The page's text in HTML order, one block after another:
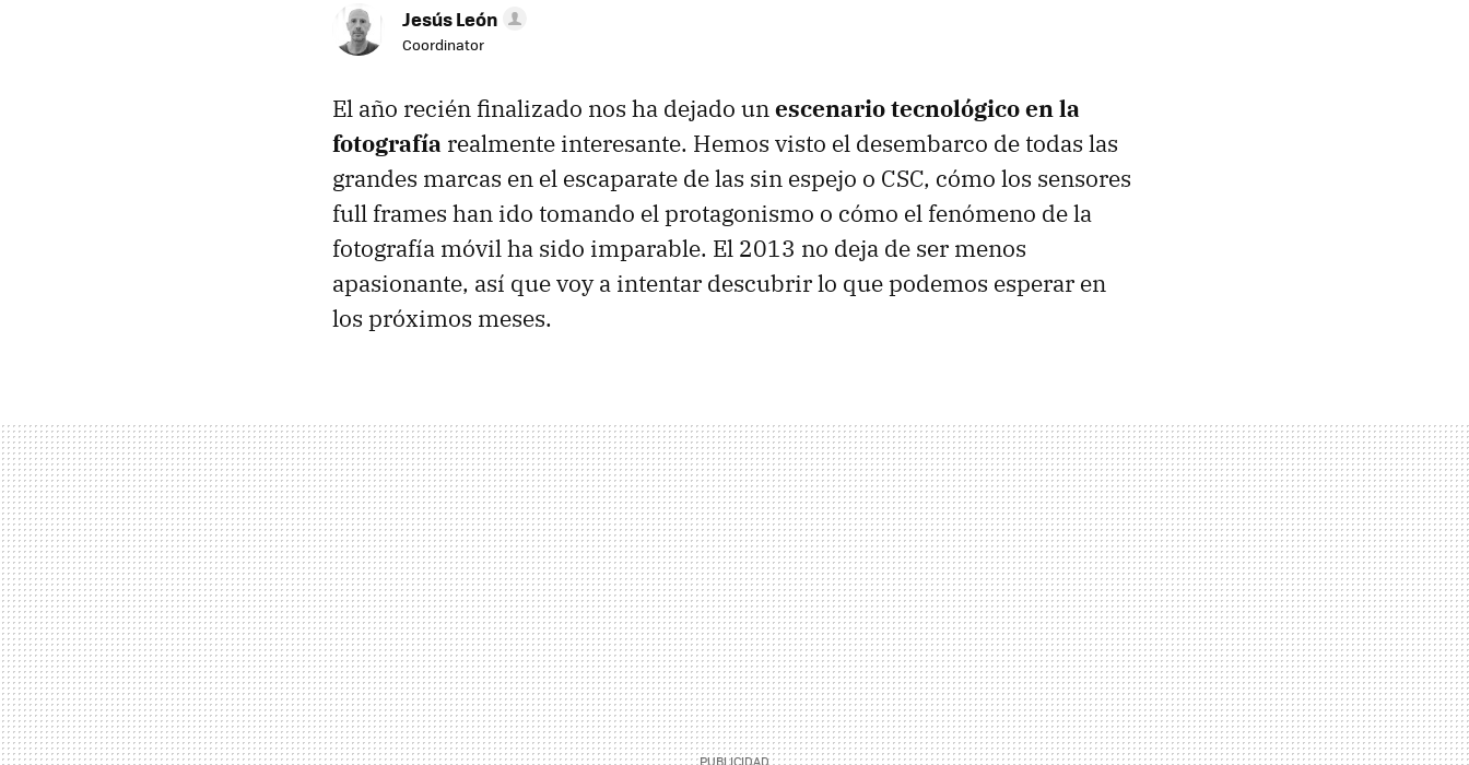
Jesús León
Coordinator
El año recién finalizado nos ha dejado unescenario tecnológico en la
fotografía realmente interesante. Hemos visto el desembarco de todas las
grandes marcas en el escaparate de las sin espejo o CSC, cómo los sensores
full frames han ido tomando el protagonismo o cómo el fenómeno de la
fotografía móvil ha sido imparable. El 2013 no deja de ser menos
apasionante, así que voy a intentar descubrir lo que podemos esperar en
los próximos meses.